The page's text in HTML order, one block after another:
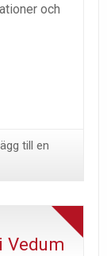
och
till en
Vedum